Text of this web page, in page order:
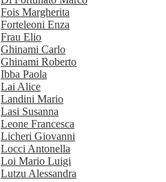
Fois Margherita
Forteleoni Enza
Frau Elio
Ghinami Carlo
Ghinami Roberto
Ibba Paola
Lai Alice
Landini Mario
Lasi Susanna
Leone Francesca
Licheri Giovanni
Locci Antonella
Loi Mario Luigi
Lutzu Alessandra